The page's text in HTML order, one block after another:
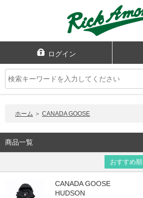
ログイン
ホーム ＞ CANADA GOOSE
商品一覧
おすすめ順
CANADA GOOSE
HUDSON